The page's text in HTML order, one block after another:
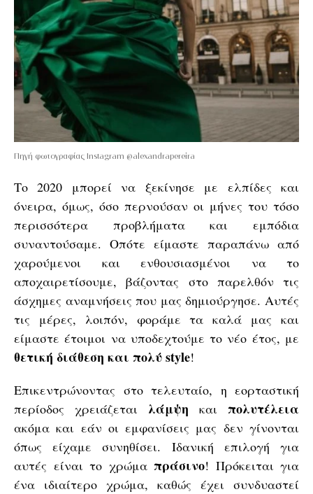
Πηγή φωτογραφίας Instagram @alexandrapereira
Το 2020 μπορεί να ξεκίνησε με ελπίδες και
όνειρα, όμως, όσο περνούσαν οι μήνες του τόσο
περισσότερα προβλήματα και εμπόδια
συναντούσαμε. Οπότε είμαστε παραπάνω από
χαρούμενοι και ενθουσιασμένοι να το
αποχαιρετίσουμε, βάζοντας στο παρελθόν τις
άσχημες αναμνήσεις που μας δημιούργησε. Αυτές
τις μέρες, λοιπόν, φοράμε τα καλά μας και
είμαστε έτοιμοι να υποδεχτούμε το νέο έτος, με
θετική διάθεση και πολύ style!
Επικεντρώνοντας στο τελευταίο, η εορταστική
περίοδος χρειάζεται λάμψη και πολυτέλεια
ακόμα και εάν οι εμφανίσεις μας δεν γίνονται
όπως είχαμε συνηθίσει. Ιδανική επιλογή για
αυτές είναι το χρώμα πράσινο! Πρόκειται για
ένα ιδιαίτερο χρώμα, καθώς έχει συνδυαστεί